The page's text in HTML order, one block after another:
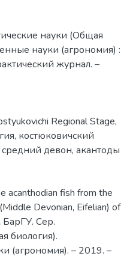
науки (Общая
науки (агрономия) :
журнал. –
Regional Stage,
, костюковичский
средний девон, акантоды
acanthodian fish from the
Devonian, Eifelian) of
БарГУ. Сер.
биология).
(агрономия). – 2019. –